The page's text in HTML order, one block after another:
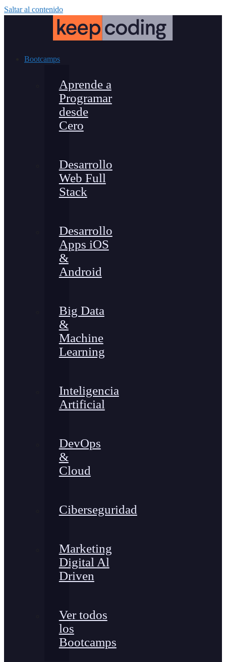
Saltar al contenido
Bootcamps
Aprende a
Programar
desde
Cero
Desarrollo
Web Full
Stack
Desarrollo
Apps iOS
&
Android
Big Data
&
Machine
Learning
Inteligencia
Artificial
DevOps
&
Cloud
Ciberseguridad
Marketing
Digital Al
Driven
Ver todos
los
Bootcamps